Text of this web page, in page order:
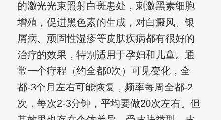
的激光光束照射白斑患处，刺激黑素细胞
增殖，促进黑色素的生成，对白癜风、银
屑病、顽固性湿疹等皮肤疾病都有很好的
治疗的效果，特别适用于孕妇和儿童。通
常一个疗程（约全都0次）可见变化，全
都-3个月左右可能恢复，频率每周全都-2
次，每次2-3分钟，平均要做20次左右。但